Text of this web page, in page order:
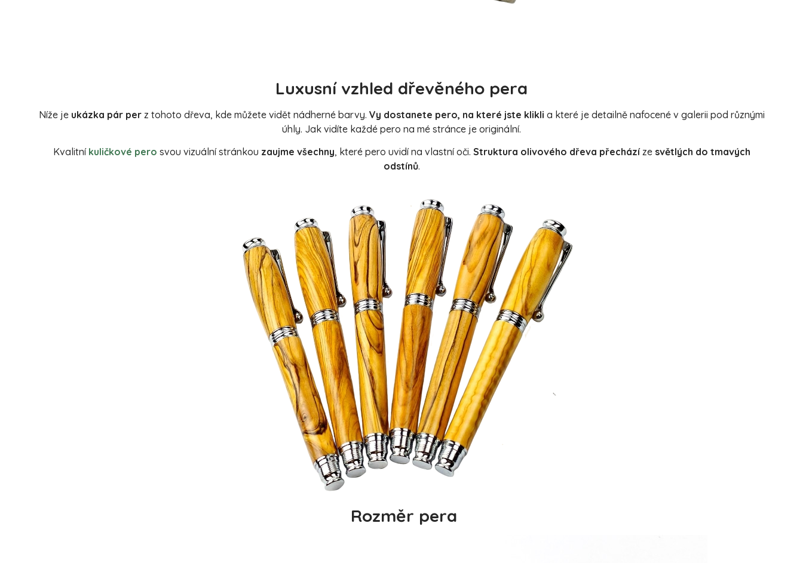
Luxusní vzhled dřevěného pera
Níže je ukázka pár perz tohoto dřeva, kde můžete vidět nádherné barvy. Vy dostanete pero, na které jste klikli a které je detailně nafocené v galerii pod různými
úhly. Jak vidíte každé pero na mé stránce je originální.
Kvalitní kuličkové pero svou vizuální stránkou zaujme všechny, které pero uvidí na vlastní oči. Struktura olivového dřeva přecházízesvětlých do tmavých
odstínů.
Rozměr pera